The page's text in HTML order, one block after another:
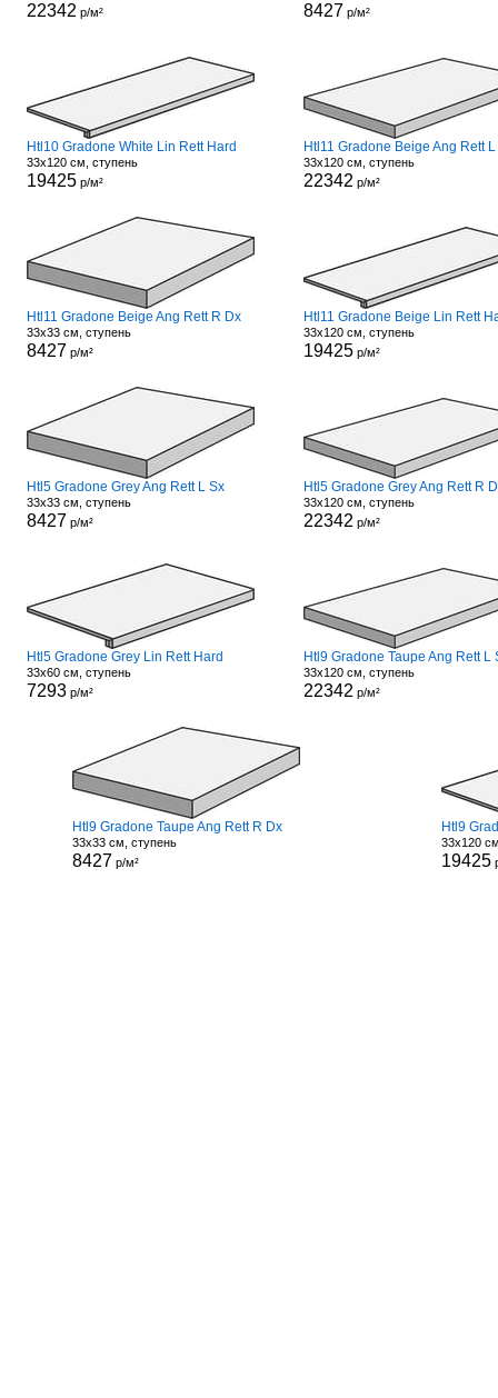
22342 р/м² 8427 р/м²
Htl10 Gradone White Lin Rett Hard
33x120 см, ступень
19425р/м²
Htl11 Gradone Beige Ang Rett L
33x120 см, ступень
22342 р/м²
Htl11 Gradone Beige Ang Rett R Dx
33x33 см, ступень
8427 р/м²
Htl11 Gradone Beige Lin Rett
33x120 см, ступень
19425р/м²
Htl5 Gradone Grey Ang Rett L Sx
33x33 см, ступень
8427 р/м²
Htl5 Gradone Grey Ang Rett R
33x120 см, ступень
22342 р/м²
Htl5 Gradone Grey Lin Rett Hard
33x60 см, ступень
7293р/м²
Htl9 Gradone Taupe Ang Rett L
33x120 см, ступень
22342 р/м²
Htl9 Gradone Taupe Ang Rett R Dx
33x33 см, ступень
8427 р/м²
Htl9
33x120
19425